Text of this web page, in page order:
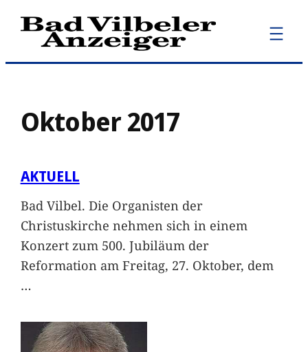
Zum
Inhalt
Oktober 2017
AKTUELL
Bad Vilbel. Die Organisten der
Christuskirche nehmen sich in einem
Konzert zum 500. Jubiläum der
Reformation am Freitag, 27. Oktober, dem
…